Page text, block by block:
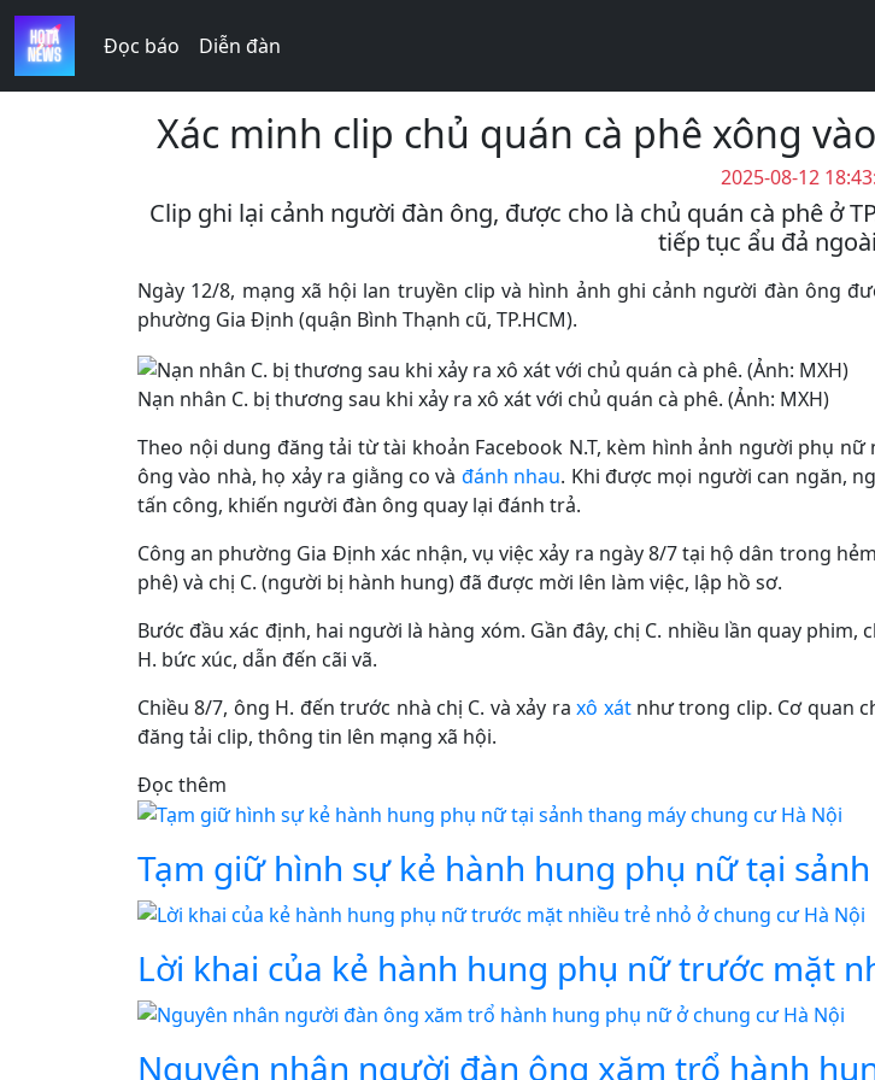
Đọc báo Diễn đàn
Xác minh clip chủ quán cà phê xông
2025-08-12
Clip ghi lại cảnh người đàn ông, được cho là chủ quán cà phê ở
tiếp tục ẩu đả
Ngày 12/8, mạng xã hội lan truyền clip và hình ảnh ghi cảnh người đàn ông
phường Gia Định (quận Bình Thạnh cũ, TP.HCM).
Nạn nhân C. bị thương sau khi xảy ra xô xát với chủ quán cà phê. (Ảnh: MXH)
Theo nội dung đăng tải từ tài khoản Facebook N.T, kèm hình ảnh người phụ
ông vào nhà, họ xảy ra giằng co và đánh nhau. Khi được mọi người can ngăn,
tấn công, khiến người đàn ông quay lại đánh trả.
Công an phường Gia Định xác nhận, vụ việc xảy ra ngày 8/7 tại hộ dân trong
phê) và chị C. (người bị hành hung) đã được mời lên làm việc, lập hồ sơ.
Bước đầu xác định, hai người là hàng xóm. Gần đây, chị C. nhiều lần quay
H. bức xúc, dẫn đến cãi vã.
Chiều 8/7, ông H. đến trước nhà chị C. và xảy raxô xátnhư trong clip. Cơ quan
đăng tải clip, thông tin lên mạng xã hội.
Đọc thêm
Tạm giữ hình sự kẻ hành hung phụ nữ tại
Lời khai của kẻ hành hung phụ nữ trước mặt
Nguyên nhân người đàn ông xăm trổ hành